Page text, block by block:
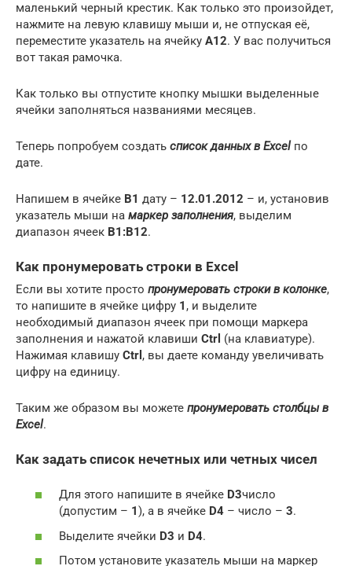
маленький черный крестик. Как только это произойдет,
нажмите на левую клавишу мыши и, не отпуская её,
переместите указатель на ячейку А12. У вас получиться
вот такая рамочка.
Как только вы отпустите кнопку мышки выделенные
ячейки заполняться названиями месяцев.
Теперь попробуем создать список данных вExcelпо
дате.
Напишем в ячейке В1 дату – 12.01.2012 – и, установив
указатель мыши на маркер заполнения, выделим
диапазон ячеек В1:В12.
Как пронумеровать строки в Excel
Если вы хотите просто пронумеровать строки в колонке,
то напишите в ячейке цифру 1 , и выделите
необходимый диапазон ячеек при помощи маркера
заполнения и нажатой клавиши Ctrl (на клавиатуре).
Нажимая клавишу Ctrl , вы даете команду увеличивать
цифру на единицу.
Таким же образом вы можете пронумеровать столбцы в
Excel.
Как задать список нечетных или четных чисел
Для этого напишите в ячейке D3число
(допустим – 1), а в ячейке D4 – число – 3.
Выделите ячейки D3 и D4.
Потом установите указатель мыши на маркер